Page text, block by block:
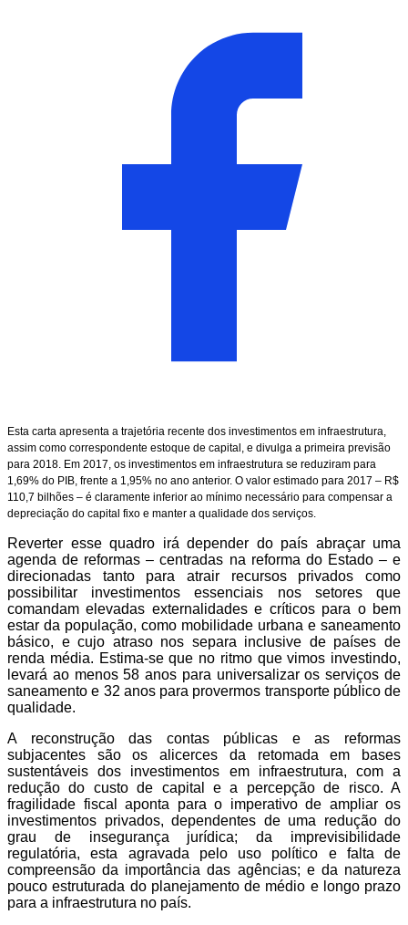
Esta carta apresenta a trajetória recente dos investimentos em infraestrutura,
assim como correspondente estoque de capital, e divulga a primeira previsão
para 2018. Em 2017, os investimentos em infraestrutura se reduziram para
1,69% do PIB, frente a 1,95% no ano anterior. O valor estimado para 2017 – R$
110,7 bilhões – é claramente inferior ao mínimo necessário para compensar a
depreciação do capital fixo e manter a qualidade dos serviços.
Reverter esse quadro irá depender do país abraçar uma
agenda de reformas – centradas na reforma do Estado – e
direcionadas tanto para atrair recursos privados como
possibilitar investimentos essenciais nos setores que
comandam elevadas externalidades e críticos para o bem
estar da população, como mobilidade urbana e saneamento
básico, e cujo atraso nos separa inclusive de países de
renda média. Estima-se que no ritmo que vimos investindo,
levará ao menos 58 anos para universalizar os serviços de
saneamento e 32 anos para provermos transporte público de
qualidade.
A reconstrução das contas públicas e as reformas
subjacentes são os alicerces da retomada em bases
sustentáveis dos investimentos em infraestrutura, com a
redução do custo de capital e a percepção de risco. A
fragilidade fiscal aponta para o imperativo de ampliar os
investimentos privados, dependentes de uma redução do
grau de insegurança jurídica; da imprevisibilidade
regulatória, esta agravada pelo uso político e falta de
compreensão da importância das agências; e da natureza
pouco estruturada do planejamento de médio e longo prazo
para a infraestrutura no país.